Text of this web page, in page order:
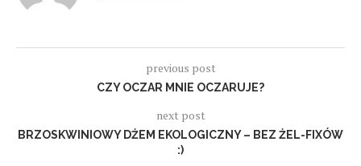
previous post
CZY OCZAR MNIE OCZARUJE?
next post
BRZOSKWINIOWY DŻEM EKOLOGICZNY – BEZ ŻEL-FIXÓW
:)